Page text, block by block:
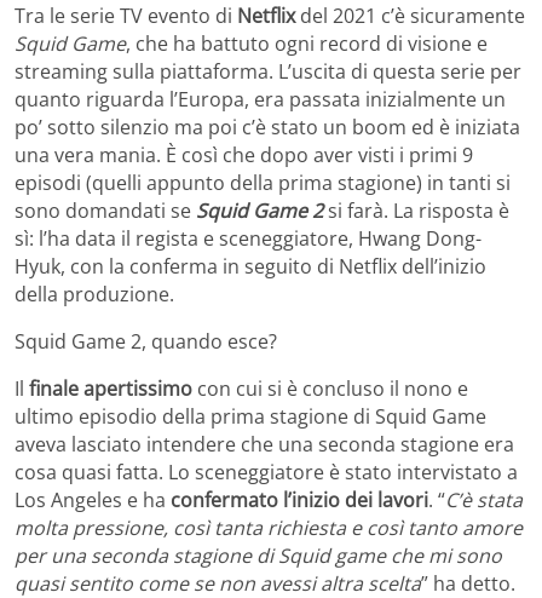
Tra le serie TV evento di Netflixdel 2021 c’è sicuramente
Squid Game, che ha battuto ogni record di visione e
streaming sulla piattaforma. L’uscita di questa serie per
quanto riguarda l’Europa, era passata inizialmente un
po’ sotto silenzio ma poi c’è stato un boom ed è iniziata
una vera mania. È così che dopo aver visti i primi 9
episodi (quelli appunto della prima stagione) in tanti si
sono domandati se Squid Game 2si farà. La risposta è
sì: l’ha data il regista e sceneggiatore, Hwang Dong-
Hyuk, con la conferma in seguito di Netflix dell’inizio
della produzione.
Squid Game 2, quando esce?
Il finale apertissimo con cui si è concluso il nono e
ultimo episodio della prima stagione di Squid Game
aveva lasciato intendere che una seconda stagione era
cosa quasi fatta. Lo sceneggiatore è stato intervistato a
Los Angeles e ha confermato l’inizio dei lavori. “C’è stata
molta pressione, così tanta richiesta e così tanto amore
per una seconda stagione di Squid game che mi sono
quasi sentito come se non avessi altra scelta” ha detto.